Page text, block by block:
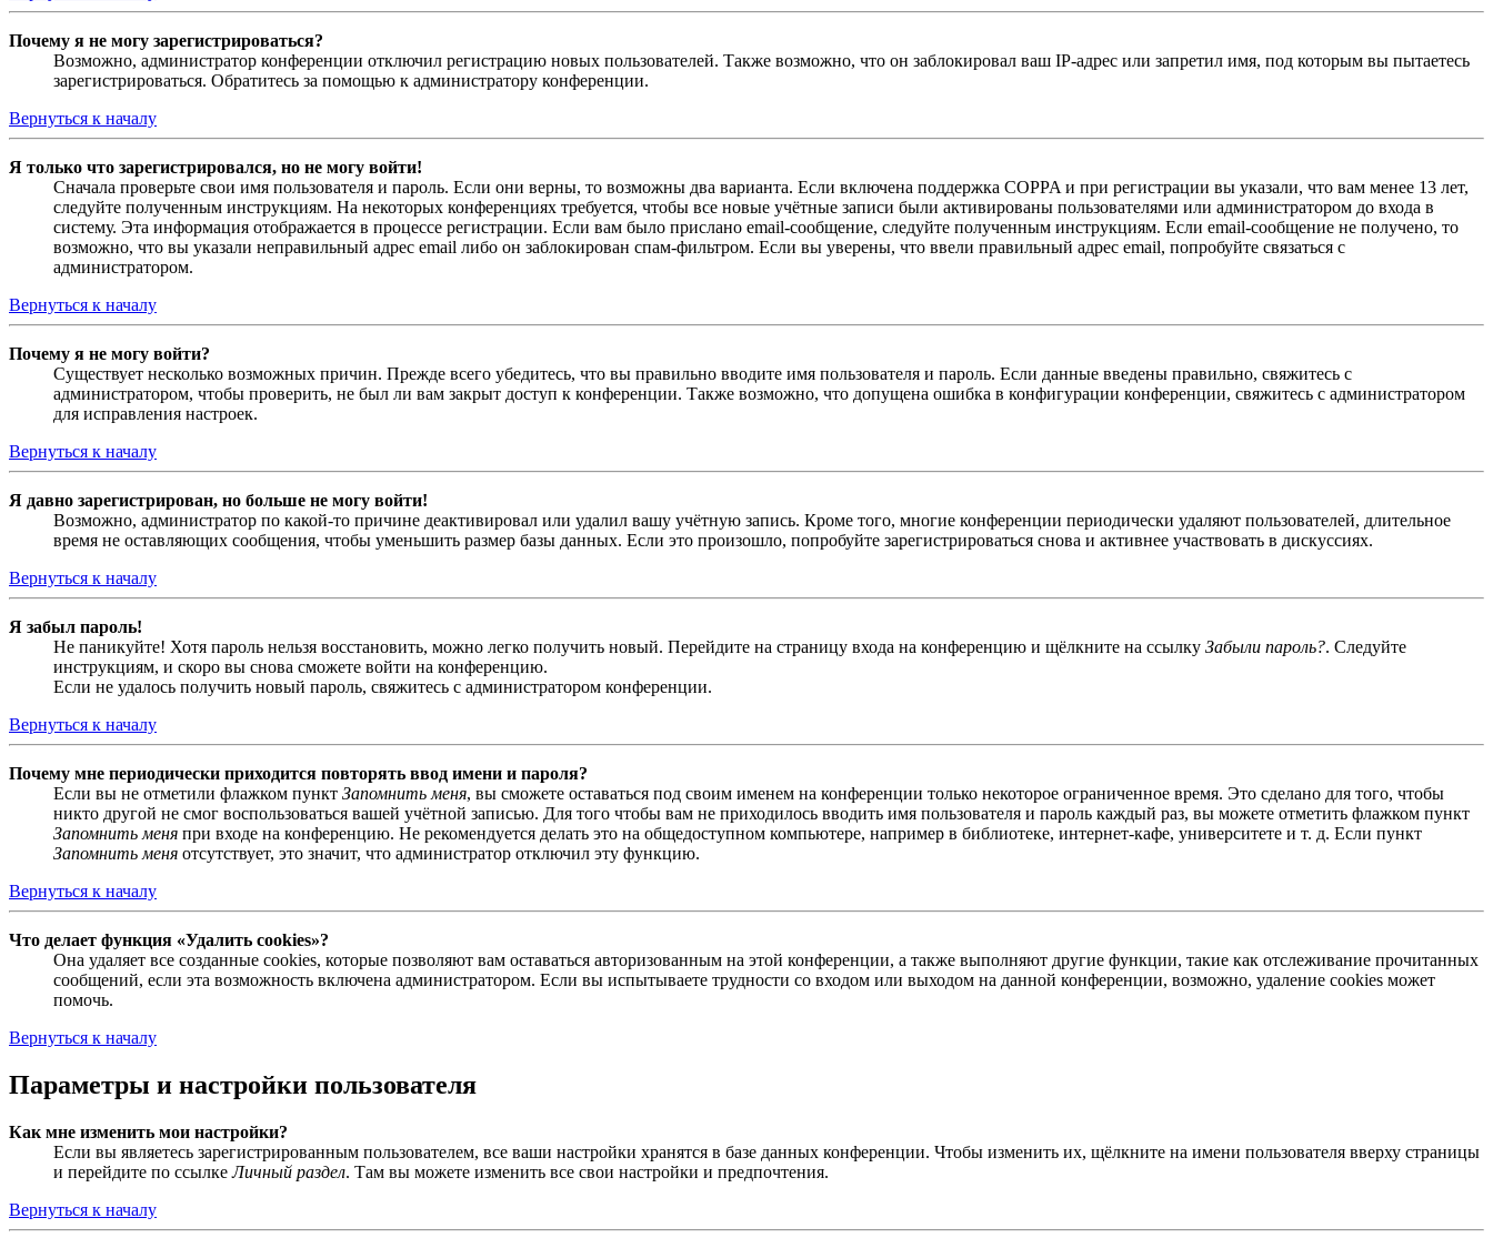
Почему я не могу зарегистрироваться?
Возможно, администратор конференции отключил регистрацию новых пользователей. Также возможно, что он заблокировал ваш IP-адрес или запретил имя, под которым вы пытаетесь
зарегистрироваться. Обратитесь за помощью к администратору конференции.
Вернуться к началу
Я только что зарегистрировался, но не могу войти!
Сначала проверьте свои имя пользователя и пароль. Если они верны, то возможны два варианта. Если включена поддержка COPPA и при регистрации вы указали, что вам менее 13 лет,
следуйте полученным инструкциям. На некоторых конференциях требуется, чтобы все новые учётные записи были активированы пользователями или администратором до входа в
систему. Эта информация отображается в процессе регистрации. Если вам было прислано email-сообщение, следуйте полученным инструкциям. Если email-сообщение не получено, то
возможно, что вы указали неправильный адрес email либо он заблокирован спам-фильтром. Если вы уверены, что ввели правильный адрес email, попробуйте связаться с
администратором.
Вернуться к началу
Почему я не могу войти?
Существует несколько возможных причин. Прежде всего убедитесь, что вы правильно вводите имя пользователя и пароль. Если данные введены правильно, свяжитесь с
администратором, чтобы проверить, не был ли вам закрыт доступ к конференции. Также возможно, что допущена ошибка в конфигурации конференции, свяжитесь с администратором
для исправления настроек.
Вернуться к началу
Я давно зарегистрирован, но больше не могу войти!
Возможно, администратор по какой-то причине деактивировал или удалил вашу учётную запись. Кроме того, многие конференции периодически удаляют пользователей, длительное
время не оставляющих сообщения, чтобы уменьшить размер базы данных. Если это произошло, попробуйте зарегистрироваться снова и активнее участвовать в дискуссиях.
Вернуться к началу
Я забыл пароль!
Не паникуйте! Хотя пароль нельзя восстановить, можно легко получить новый. Перейдите на страницу входа на конференцию и щёлкните на ссылку Забыли пароль?. Следуйте
инструкциям, и скоро вы снова сможете войти на конференцию.
Если не удалось получить новый пароль, свяжитесь с администратором конференции.
Вернуться к началу
Почему мне периодически приходится повторять ввод имени и пароля?
Если вы не отметили флажком пункт Запомнить меня, вы сможете оставаться под своим именем на конференции только некоторое ограниченное время. Это сделано для того, чтобы
никто другой не смог воспользоваться вашей учётной записью. Для того чтобы вам не приходилось вводить имя пользователя и пароль каждый раз, вы можете отметить флажком пункт
Запомнить меня при входе на конференцию. Не рекомендуется делать это на общедоступном компьютере, например в библиотеке, интернет-кафе, университете и т. д. Если пункт
Запомнить меня отсутствует, это значит, что администратор отключил эту функцию.
Вернуться к началу
Что делает функция «Удалить cookies»?
Она удаляет все созданные cookies, которые позволяют вам оставаться авторизованным на этой конференции, а также выполняют другие функции, такие как отслеживание прочитанных
сообщений, если эта возможность включена администратором. Если вы испытываете трудности со входом или выходом на данной конференции, возможно, удаление cookies может
помочь.
Вернуться к началу
Параметры и настройки пользователя
Как мне изменить мои настройки?
Если вы являетесь зарегистрированным пользователем, все ваши настройки хранятся в базе данных конференции. Чтобы изменить их, щёлкните на имени пользователя вверху страницы
и перейдите по ссылкеЛичный раздел. Там вы можете изменить все свои настройки и предпочтения.
Вернуться к началу